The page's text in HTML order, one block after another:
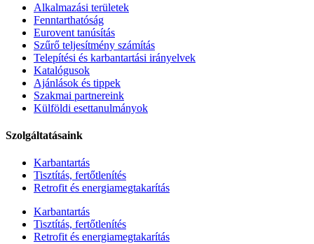
Alkalmazási területek
Fenntarthatóság
Eurovent tanúsítás
Szűrő teljesítmény számítás
Telepítési és karbantartási irányelvek
Katalógusok
Ajánlások és tippek
Szakmai partnereink
Külföldi esettanulmányok
Szolgáltatásaink
Karbantartás
Tisztítás, fertőtlenítés
Retrofit és energiamegtakarítás
Karbantartás
Tisztítás, fertőtlenítés
Retrofit és energiamegtakarítás